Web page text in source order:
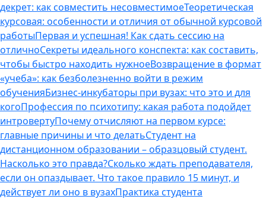
декрет: как совместить несовместимоеТеоретическая
курсовая: особенности и отличия от обычной курсовой
работыПервая и успешная! Как сдать сессию на
отличноСекреты идеального конспекта: как составить,
чтобы быстро находить нужноеВозвращение в формат
«учеба»: как безболезненно войти в режим
обученияБизнес-инкубаторы при вузах: что это и для
когоПрофессия по психотипу: какая работа подойдет
интровертуПочему отчисляют на первом курсе:
главные причины и что делатьСтудент на
дистанционном образовании – образцовый студент.
Насколько это правда?Сколько ждать преподавателя,
если он опаздывает. Что такое правило 15 минут, и
действует ли оно в вузахПрактика студента